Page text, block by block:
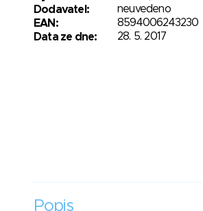
Dodavatel:
neuvedeno
EAN:
8594006243230
Data ze dne:
28. 5. 2017
Popis